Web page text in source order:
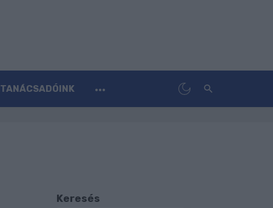
TANÁCSADÓINK
Keresés